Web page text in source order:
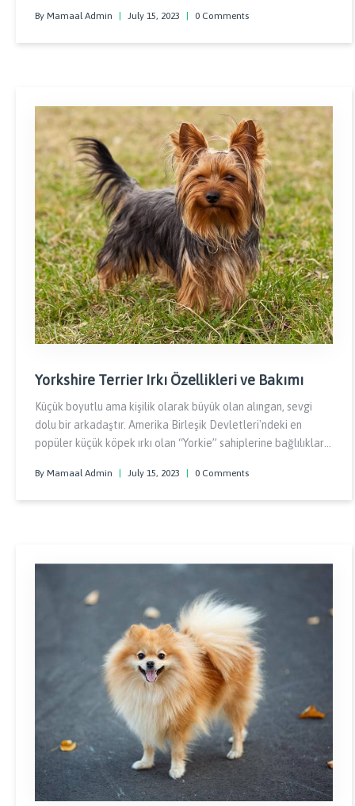
By Mamaal Admin July 15, 2023 0 Comments
Yorkshire Terrier Irkı Özellikleri ve Bakımı
Küçük boyutlu ama kişilik olarak büyük olan alıngan, sevgi
dolu bir arkadaştır. Amerika Birleşik Devletleri'ndeki en
popüler küçük köpek ırkı olan “Yorkie” sahiplerine bağlılıkları,
birçok hayran kazanmıştır.
By Mamaal Admin July 15, 2023 0 Comments